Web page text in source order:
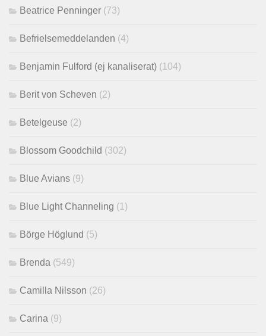
Beatrice Penninger (73)
Befrielsemeddelanden (4)
Benjamin Fulford (ej kanaliserat) (104)
Berit von Scheven (2)
Betelgeuse (2)
Blossom Goodchild (302)
Blue Avians (9)
Blue Light Channeling (1)
Börge Höglund (5)
Brenda (549)
Camilla Nilsson (26)
Carina (9)